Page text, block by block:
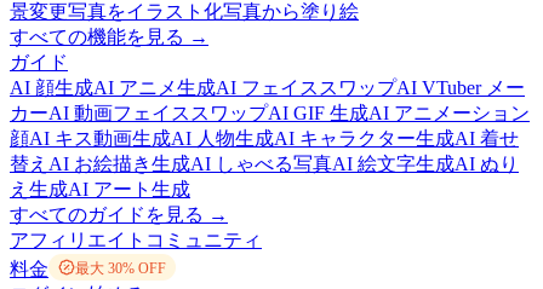
景変更写真をイラスト化写真から塗り絵
すべての機能を見る →
ガイド
AI 顔生成AI アニメ生成AI フェイススワップAI VTuber メー
カーAI 動画フェイススワップAI GIF 生成AI アニメーション
顔AI キス動画生成AI 人物生成AI キャラクター生成AI 着せ
替え AI お絵描き生成AI しゃべる写真AI 絵文字生成AI ぬり
え生成AI アート生成
すべてのガイドを見る →
アフィリエイト コミュニティ
料金
最大 30% OFF